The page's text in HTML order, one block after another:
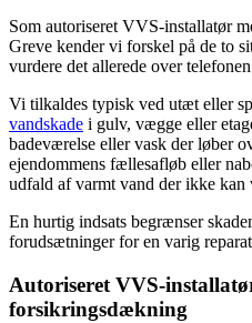
Som autoriseret VVS-installatør
Greve kender vi forskel på de to
vurdere det allerede over
Vi tilkaldes typisk ved utæt eller
vandskade i gulv, vægge eller
badeværelse eller vask der løber
ejendommens fællesafløb eller
udfald af varmt vand der ikke kan
En hurtig indsats begrænser
forudsætninger for en varig
Autoriseret VVS-
forsikringsdækning